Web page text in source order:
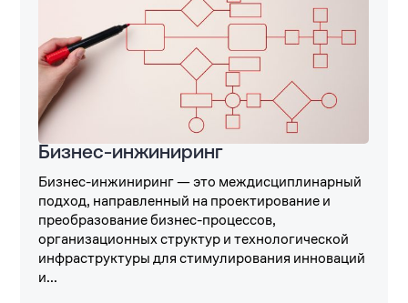
Бизнес-инжиниринг
Бизнес-инжиниринг — это междисциплинарный
подход, направленный на проектирование и
преобразование бизнес-процессов,
организационных структур и технологической
инфраструктуры для стимулирования инноваций
и...